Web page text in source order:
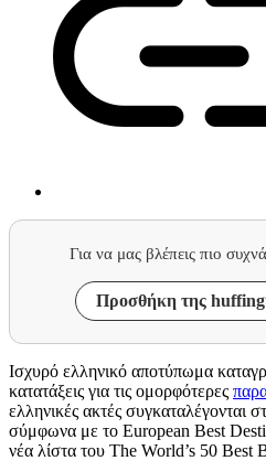
Για να μας βλέπεις πιο
Προσθήκη της
Ισχυρό ελληνικό αποτύπωμα
κατατάξεις για τις ομορφότερες
ελληνικές ακτές
σύμφωνα με το European Best
νέα λίστα του The World’s 50 Best